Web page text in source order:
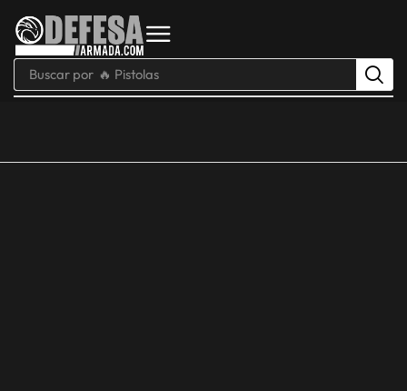
Buscar por 🔥 Pistolas